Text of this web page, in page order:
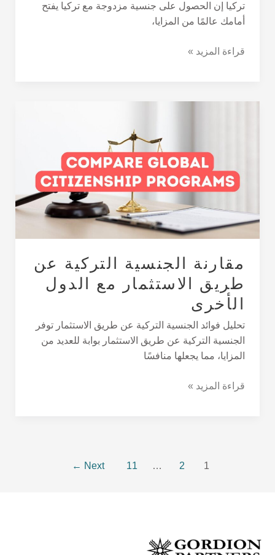
تركيا إن الحصول على جنسية مزدوجة مع تركيا يفتح
أمامك عالمًا من المزايا،
قراءة المزيد »
مقارنة الجنسية التركية عن
طريق الاستثمار مع الدول
الأخرى
تحليل فوائد الجنسية التركية عن طريق الاستثمار توفر
الجنسية التركية عن طريق الاستثمار بوابة للعديد من
المزايا، مما يجعلها منافسًا
طريق
الاستثمار
الدول
الأخرى
قراءة المزيد »
1
2
…
11
Next
←